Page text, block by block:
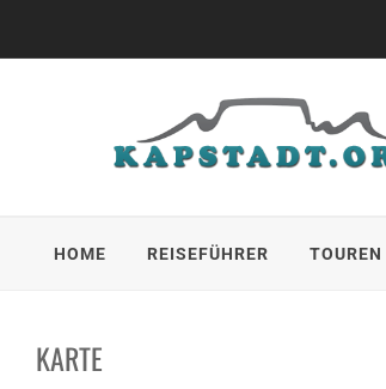
HOME REISEFÜHRER TOUREN
KARTE